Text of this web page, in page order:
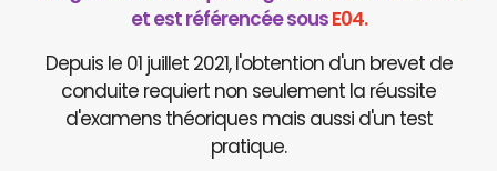
et est référencée sousE04.
Depuis le 01 juillet 2021, l'obtention d'un brevet de
conduite requiert non seulement la réussite
d'examens théoriques mais aussi d'un test
pratique.